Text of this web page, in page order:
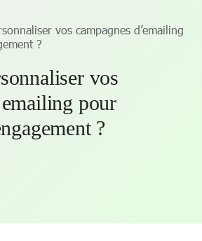
vos campagnes d’emailing
?
vos
pour
?